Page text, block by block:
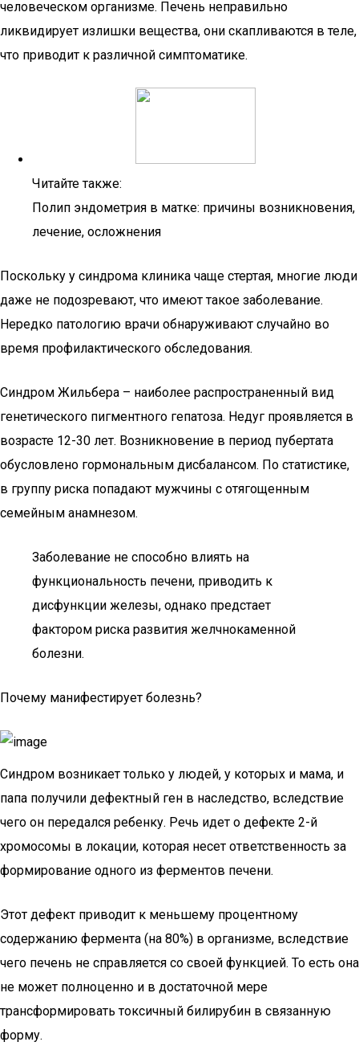
человеческом организме. Печень неправильно
ликвидирует излишки вещества, они скапливаются в теле,
что приводит к различной симптоматике.
Читайте также:
Полип эндометрия в матке: причины возникновения,
лечение, осложнения
Поскольку у синдрома клиника чаще стертая, многие люди
даже не подозревают, что имеют такое заболевание.
Нередко патологию врачи обнаруживают случайно во
время профилактического обследования.
Синдром Жильбера – наиболее распространенный вид
генетического пигментного гепатоза. Недуг проявляется в
возрасте 12-30 лет. Возникновение в период пубертата
обусловлено гормональным дисбалансом. По статистике,
в группу риска попадают мужчины с отягощенным
семейным анамнезом.
Заболевание не способно влиять на
функциональность печени, приводить к
дисфункции железы, однако предстает
фактором риска развития желчнокаменной
болезни.
Почему манифестирует болезнь?
Синдром возникает только у людей, у которых и мама, и
папа получили дефектный ген в наследство, вследствие
чего он передался ребенку. Речь идет о дефекте 2-й
хромосомы в локации, которая несет ответственность за
формирование одного из ферментов печени.
Этот дефект приводит к меньшему процентному
содержанию фермента (на 80%) в организме, вследствие
чего печень не справляется со своей функцией. То есть она
не может полноценно и в достаточной мере
трансформировать токсичный билирубин в связанную
форму.